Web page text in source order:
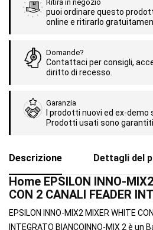
Ritira in negozio
puoi ordinare questo
online e ritirarlo
Domande?
Contattaci per consigli,
diritto di recesso.
Garanzia
I prodotti nuovi ed ex-demo
Prodotti usati sono garantiti
Descrizione Dettagli del
Home EPSILON INNO-
CON 2 CANALI FEADER
EPSILON INNO-MIX2 MIXER WHITE
INTEGRATO BIANCOINNO-MIX 2 è